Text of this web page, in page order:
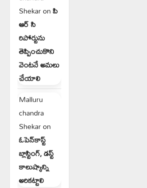
Shekaronపి
ఆర్ సి
రిపోర్టును
తెప్పించుకొని
వెంటనే అమలు
చేయాలి
Malluru
chandra
Shekaron
ఓపెన్‌కాస్ట్
బ్లాస్టింగ్, డస్ట్
కాలుష్యాన్ని
అరికట్టాలి